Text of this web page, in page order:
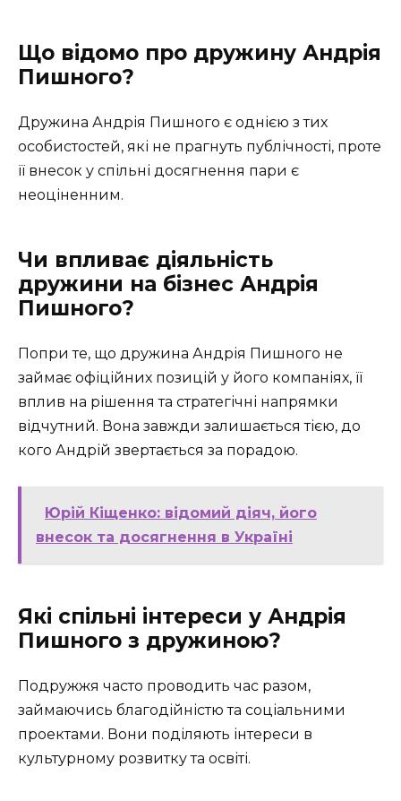
Що відомо про дружину Андрія
Пишного?
Дружина Андрія Пишного є однією з тих
особистостей, які не прагнуть публічності, проте
її внесок у спільні досягнення пари є
неоціненним.
Чи впливає діяльність
дружини на бізнес Андрія
Пишного?
Попри те, що дружина Андрія Пишного не
займає офіційних позицій у його компаніях, її
вплив на рішення та стратегічні напрямки
відчутний. Вона завжди залишається тією, до
кого Андрій звертається за порадою.
Юрій Кіщенко: відомий діяч, його
внесок та досягнення в Україні
Які спільні інтереси у Андрія
Пишного з дружиною?
Подружжя часто проводить час разом,
займаючись благодійністю та соціальними
проектами. Вони поділяють інтереси в
культурному розвитку та освіті.